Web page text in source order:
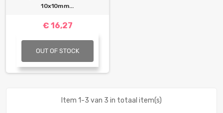
10x10mm...
€ 16,27
OUT OF STOCK
Item 1-3 van 3 in totaal item(s)